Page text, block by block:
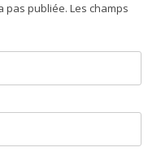
publiée. Les champs